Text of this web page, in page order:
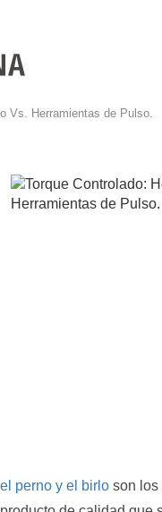
Vs. Herramientas de Pulso.
perno y el birlo son los